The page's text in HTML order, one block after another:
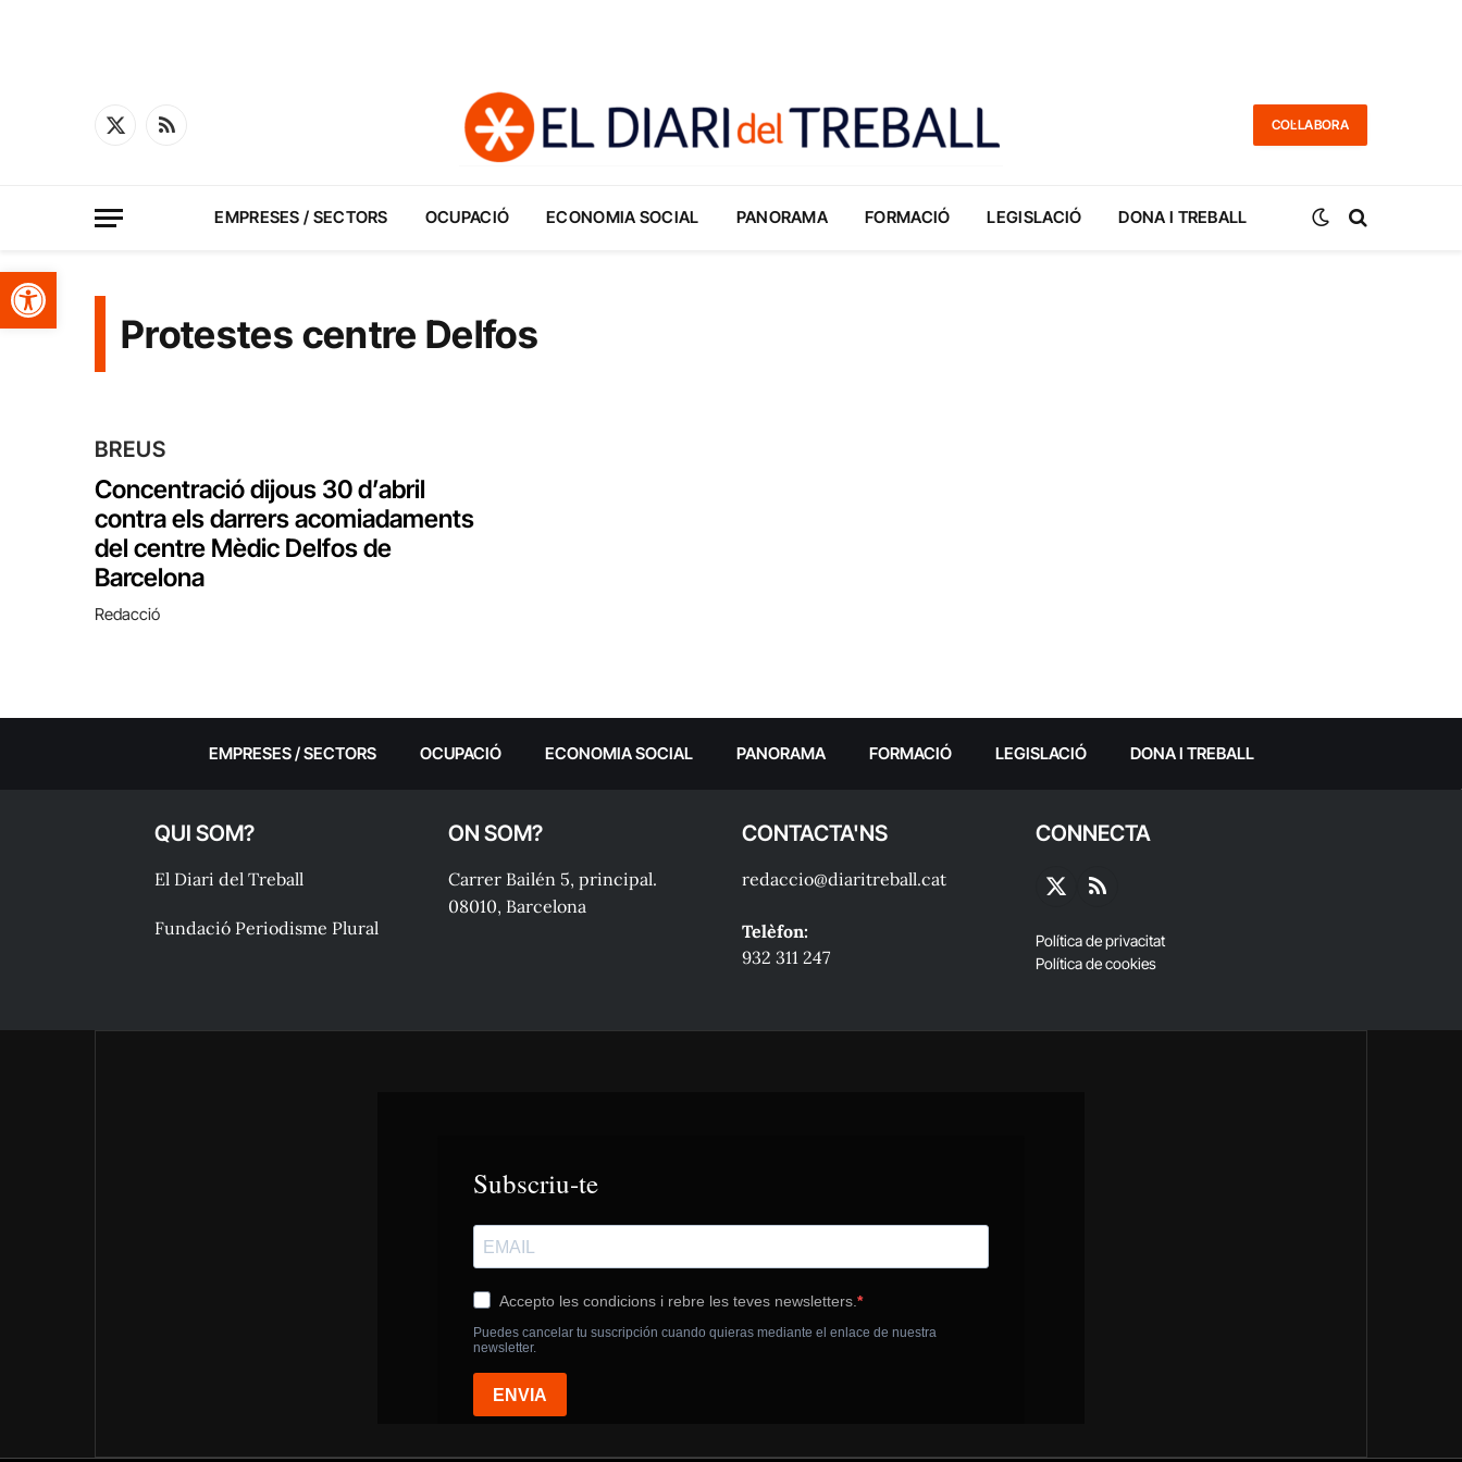
Obre la barra d'eines
X
RSS
COL·LABORA
EMPRESES / SECTORS OCUPACIÓ ECONOMIA SOCIAL PANORAMA FORMACIÓ LEGISLACIÓ DONA I TREBALL
Protestes centre Delfos
BREUS
Concentració dijous 30 d’abril
contra els darrers acomiadaments
del centre Mèdic Delfos de
Barcelona
Redacció
EMPRESES / SECTORS OCUPACIÓ ECONOMIA SOCIAL PANORAMA FORMACIÓ LEGISLACIÓ DONA I TREBALL
QUI SOM?
El Diari del Treball
Fundació Periodisme Plural
ON SOM?
Carrer Bailén 5, principal.
08010, Barcelona
CONTACTA'NS
redaccio@diaritreball.cat
Telèfon:
932 311 247
CONNECTA
X
RSS
Política de privacitat
Política de cookies